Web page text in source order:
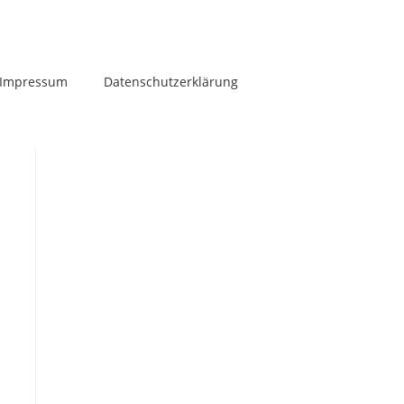
Impressum Datenschutzerklärung